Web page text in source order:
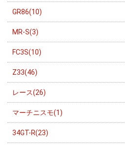
GR86(10)
MR-S(3)
FC3S(10)
Z33(46)
レース(26)
マーチニスモ(1)
34GT-R(23)